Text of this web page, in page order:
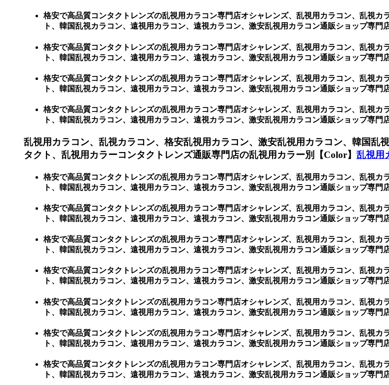
格安で高品質コンタクトレンズの乱視用カラコン専門店オシャレンズ、乱視用カラコン、乱視
ト、韓国乱視カラコン、遠視用カラコン、遠視カラコン、激安乱視用カラコン通販ショップ専門
格安で高品質コンタクトレンズの乱視用カラコン専門店オシャレンズ、乱視用カラコン、乱視
ト、韓国乱視カラコン、遠視用カラコン、遠視カラコン、激安乱視用カラコン通販ショップ専門
格安で高品質コンタクトレンズの乱視用カラコン専門店オシャレンズ、乱視用カラコン、乱視
ト、韓国乱視カラコン、遠視用カラコン、遠視カラコン、激安乱視用カラコン通販ショップ専門
格安で高品質コンタクトレンズの乱視用カラコン専門店オシャレンズ、乱視用カラコン、乱視
ト、韓国乱視カラコン、遠視用カラコン、遠視カラコン、激安乱視用カラコン通販ショップ専門
乱視用カラコン、乱視カラコン、格安乱視用カラコン、激安乱視用カラコン、韓国乱
タクト、乱視用カラーコンタクトレンズ通販専門店の乱視用カラー別【Color】 乱視用
格安で高品質コンタクトレンズの乱視用カラコン専門店オシャレンズ、乱視用カラコン、乱視
ト、韓国乱視カラコン、遠視用カラコン、遠視カラコン、激安乱視用カラコン通販ショップ専門
格安で高品質コンタクトレンズの乱視用カラコン専門店オシャレンズ、乱視用カラコン、乱視
ト、韓国乱視カラコン、遠視用カラコン、遠視カラコン、激安乱視用カラコン通販ショップ専門
格安で高品質コンタクトレンズの乱視用カラコン専門店オシャレンズ、乱視用カラコン、乱視
ト、韓国乱視カラコン、遠視用カラコン、遠視カラコン、激安乱視用カラコン通販ショップ専門
格安で高品質コンタクトレンズの乱視用カラコン専門店オシャレンズ、乱視用カラコン、乱視
ト、韓国乱視カラコン、遠視用カラコン、遠視カラコン、激安乱視用カラコン通販ショップ専門
格安で高品質コンタクトレンズの乱視用カラコン専門店オシャレンズ、乱視用カラコン、乱視
ト、韓国乱視カラコン、遠視用カラコン、遠視カラコン、激安乱視用カラコン通販ショップ専門
格安で高品質コンタクトレンズの乱視用カラコン専門店オシャレンズ、乱視用カラコン、乱視
ト、韓国乱視カラコン、遠視用カラコン、遠視カラコン、激安乱視用カラコン通販ショップ専門
格安で高品質コンタクトレンズの乱視用カラコン専門店オシャレンズ、乱視用カラコン、乱視
ト、韓国乱視カラコン、遠視用カラコン、遠視カラコン、激安乱視用カラコン通販ショップ専門